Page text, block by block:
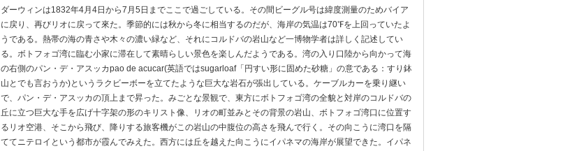
ダーウィンは1832年4月4日から7月5日までここで過ごしている。その間ビーグル号は緯度測量のためバイア
に戻り、再びリオに戻って來た。季節的には秋から冬に相当するのだが、海岸の気温は70℉を上回っていたよ
うである。熱帯の海の青さや木々の濃い緑など、それにコルドバの岩山など一博物学者は詳しく記述してい
る。ボトフォゴ湾に臨む小家に滞在して素晴らしい景色を楽しんだようである。湾の入り口陸から向かって海
の右側のパン・デ・アスッカpao de acucar(英語ではsugarloaf「円すい形に固めた砂糖」の意である：すり鉢
山とでも言おうか)というラクビーボーを立てたような巨大な岩石が張出している。ケーブルカーを乗り継い
で、パン・デ・アスッカの頂上まで昇った。みごとな景観で、東方にボトフォゴ湾の全貌と対岸のコルドバの
丘に立つ巨大な手を広げ十字架の形のキリスト像、リオの町並みとその背景の岩山、ボトフォゴ湾口に位置す
るリオ空港、そこから飛び、降りする旅客機がこの岩山の中腹位の高さを飛んで行く。その向こうに湾口を隔
ててニテロイという都市が霞んでみえた。西方には丘を越えた向こうにイパネマの海岸が展望できた。イパネ